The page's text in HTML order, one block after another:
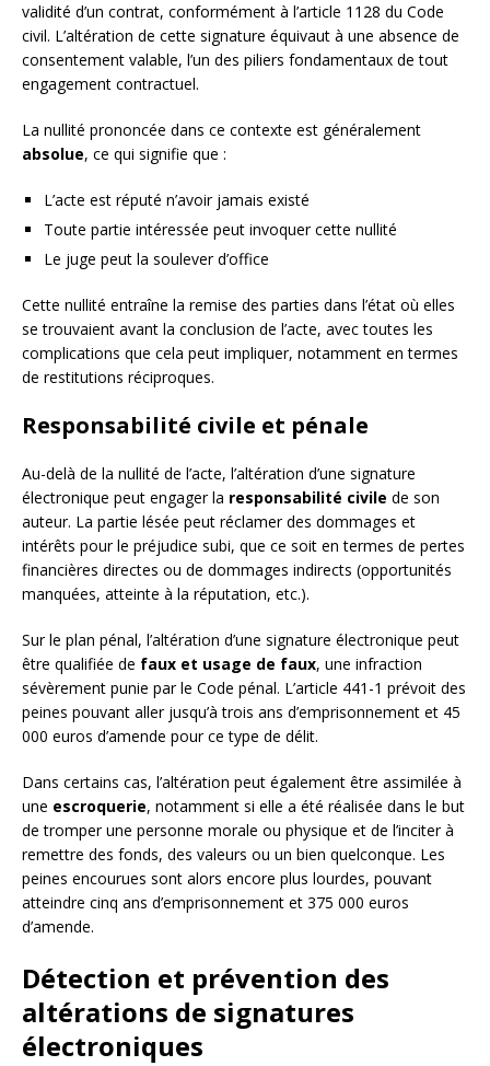
validité d’un contrat, conformément à l’article 1128 du Code
civil. L’altération de cette signature équivaut à une absence de
consentement valable, l’un des piliers fondamentaux de tout
engagement contractuel.
La nullité prononcée dans ce contexte est généralement
absolue, ce qui signifie que :
L’acte est réputé n’avoir jamais existé
Toute partie intéressée peut invoquer cette nullité
Le juge peut la soulever d’office
Cette nullité entraîne la remise des parties dans l’état où elles
se trouvaient avant la conclusion de l’acte, avec toutes les
complications que cela peut impliquer, notamment en termes
de restitutions réciproques.
Responsabilité civile et pénale
Au-delà de la nullité de l’acte, l’altération d’une signature
électronique peut engager la responsabilité civile de son
auteur. La partie lésée peut réclamer des dommages et
intérêts pour le préjudice subi, que ce soit en termes de pertes
financières directes ou de dommages indirects (opportunités
manquées, atteinte à la réputation, etc.).
Sur le plan pénal, l’altération d’une signature électronique peut
être qualifiée de faux et usage de faux, une infraction
sévèrement punie par le Code pénal. L’article 441-1 prévoit des
peines pouvant aller jusqu’à trois ans d’emprisonnement et 45
000 euros d’amende pour ce type de délit.
Dans certains cas, l’altération peut également être assimilée à
une escroquerie, notamment si elle a été réalisée dans le but
de tromper une personne morale ou physique et de l’inciter à
remettre des fonds, des valeurs ou un bien quelconque. Les
peines encourues sont alors encore plus lourdes, pouvant
atteindre cinq ans d’emprisonnement et 375 000 euros
d’amende.
Détection et prévention des
altérations de signatures
électroniques